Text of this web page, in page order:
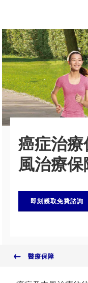
產品
推廣計劃
下載
付款方式
聯絡我們
癌症治療
風治療保
即刻獲取免費諮詢
醫療保障